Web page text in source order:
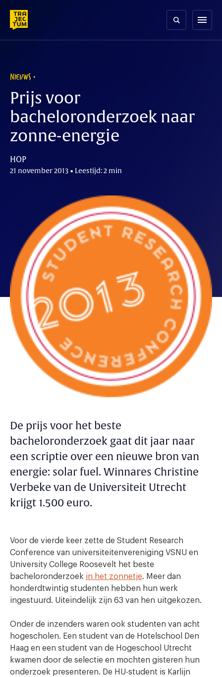
content
menu
NIEUWS
Prijs voor
bacheloronderzoek naar
zonne-energie
HOP
21 november 2013 • Leestijd: 2 min
De prijs voor het beste
bacheloronderzoek gaat dit jaar naar
een scriptie over een nieuwe bron van
energie: solar fuel. Winnares Christine
Verbeke van de Universiteit Utrecht
krijgt 1.500 euro.
Voor de vierde keer zette de Student Research
Conference van universiteitenvereniging VSNU en
University College Roosevelt het beste
bacheloronderzoek in het zonnetje. Meer dan
honderdtwintig studenten hebben hun werk
ingestuurd. Uiteindelijk zijn 63 van hen uitgekozen.
Onder de inzenders waren ook studenten van acht
hogescholen. Een student van de Hotelschool Den
Haag en een student van de Hogeschool Utrecht
kwamen door de selectie en mochten gisteren hun
onderzoek presenteren. De HU-student is Karlijn